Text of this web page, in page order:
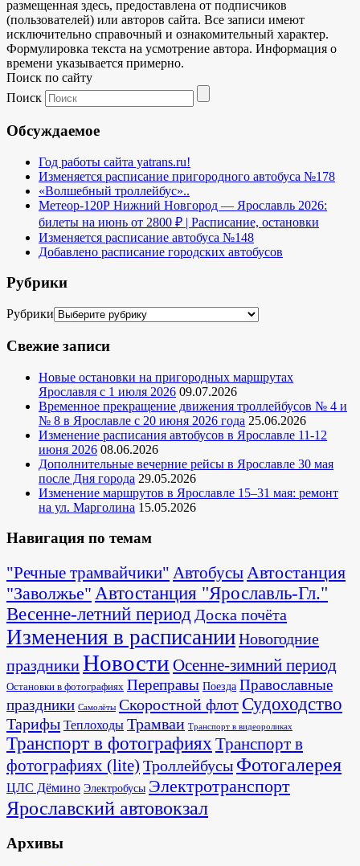
размещенная здесь, предоставлена от подписчиков
(пользователей) или авторов сайта. Все записи имеют
исключительно справочный и ознакомительный характер.
Формулировка текста на усмотрение автора. Информация о
времени указывается примерно.
Поиск по сайту
Поиск
Обсуждаемое
Год работы сайта yatrans.ru!
Изменяется расписание пригородного автобуса №178
«Волшебный троллейбус»..
Метеор-120Р Нижний Новгород — Ярославль 2026:
билеты на июнь от 2800 ₽ | Расписание, остановки
Изменяется расписание автобуса №148
Добавлено расписание городских автобусов
Рубрики
Рубрики
Свежие записи
Новые остановки на пригородных маршрутах
Ярославля с 1 июля 2026 09.07.2026
Временное прекращение движения троллейбусов № 4 и
№ 8 в Ярославле с 20 июня 2026 года 25.06.2026
Изменение расписания автобусов в Ярославле 11-12
июня 2026 08.06.2026
Дополнительные вечерние рейсы в Ярославле 30 мая
после Дня города 29.05.2026
Изменение маршрутов в Ярославле 15–31 мая: ремонт
на ул. Марголина 15.05.2026
Навигация по темам
"Речные трамвайчики" АвтобусыАвтостанция
"Заволжье" Автостанция "Ярославль-Гл."
Весенне-летний период Доска почёта
Изменения в расписанииНовогодние
праздникиНовости Осенне-зимний период
Остановки в фотографиях Переправы Поезда Православные
праздники Самолёты Скоростной флот Судоходство
Тарифы Теплоходы Трамваи Транспорт в видеороликах
Транспорт в фотографияхТранспорт в
фотографиях (lite) Троллейбусы Фотогалерея
ЦЛС Дёмино Электробусы Электротранспорт
Ярославский автовокзал
Архивы